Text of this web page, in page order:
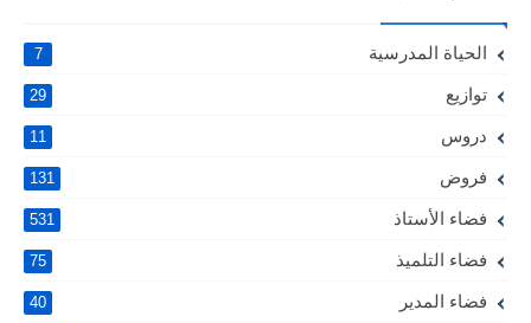
الحياة المدرسية 7
توازيع 29
دروس 11
فروض 131
فضاء الأستاذ 531
فضاء التلميذ 75
فضاء المدير 40